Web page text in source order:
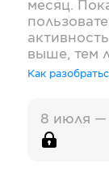
месяц.
выше, тем
Как
8 июля —